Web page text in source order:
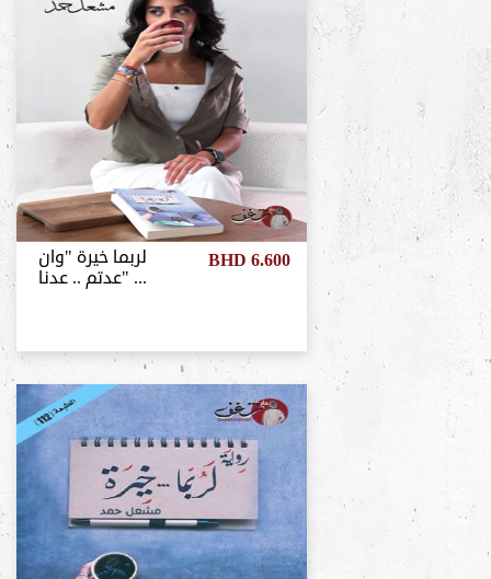
لربما خيرة "وان
عدتم .. عدنا" ...
BHD 6.600